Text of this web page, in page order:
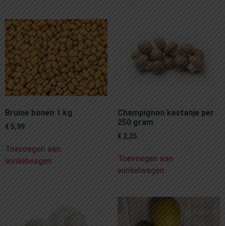
Bruine bonen 1 kg
€ 5,99
Toevoegen aan
winkelwagen
Champignon kastanje per
250 gram
€ 2,25
Toevoegen aan
winkelwagen